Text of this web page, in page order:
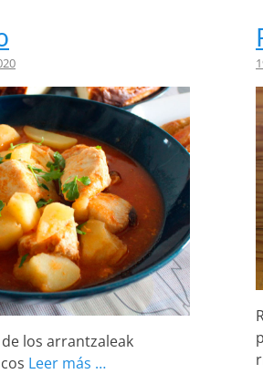
los arrantzaleak
Leer más …